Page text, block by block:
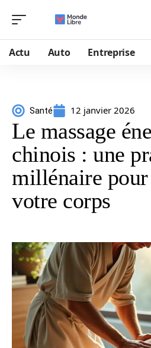
Actu Auto Entreprise
Santé 12 janvier 2026
Le massage
chinois : une
millénaire
votre corps